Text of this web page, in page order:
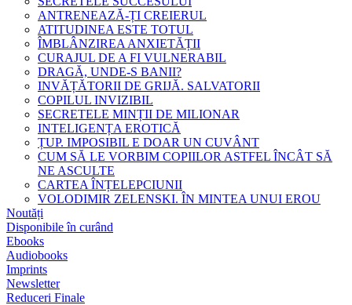
ANTRENEAZĂ-ȚI CREIERUL
ATITUDINEA ESTE TOTUL
ÎMBLÂNZIREA ANXIETĂȚII
CURAJUL DE A FI VULNERABIL
DRAGĂ, UNDE-S BANII?
INVĂȚĂTORII DE GRIJĂ. SALVATORII
COPILUL INVIZIBIL
SECRETELE MINȚII DE MILIONAR
INTELIGENȚA EROTICĂ
ȚUP. IMPOSIBIL E DOAR UN CUVÂNT
CUM SĂ LE VORBIM COPIILOR ASTFEL ÎNCÂT SĂ
NE ASCULTE
CARTEA ÎNȚELEPCIUNII
VOLODIMIR ZELENSKI. ÎN MINTEA UNUI EROU
Noutăți
Disponibile în curând
Ebooks
Audiobooks
Imprints
Newsletter
Reduceri Finale